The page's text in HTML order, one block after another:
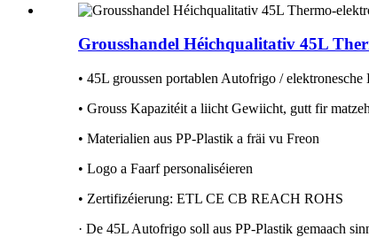
Grousshandel Héichqualitativ 45L
• 45L groussen portablen Autofrigo /
• Grouss Kapazitéit a liicht Gewiicht, gutt fir
• Materialien aus PP-Plastik a fräi vu Freon
• Logo a Faarf personaliséieren
• Zertifizéierung: ETL CE CB REACH ROHS
· De 45L Autofrigo soll aus PP-Plastik gemaach